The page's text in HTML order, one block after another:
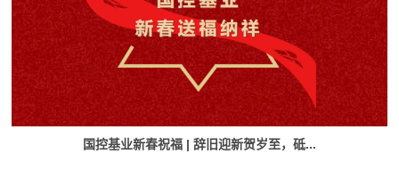
国控基业新春祝福 | 辞旧迎新贺岁至，砥...